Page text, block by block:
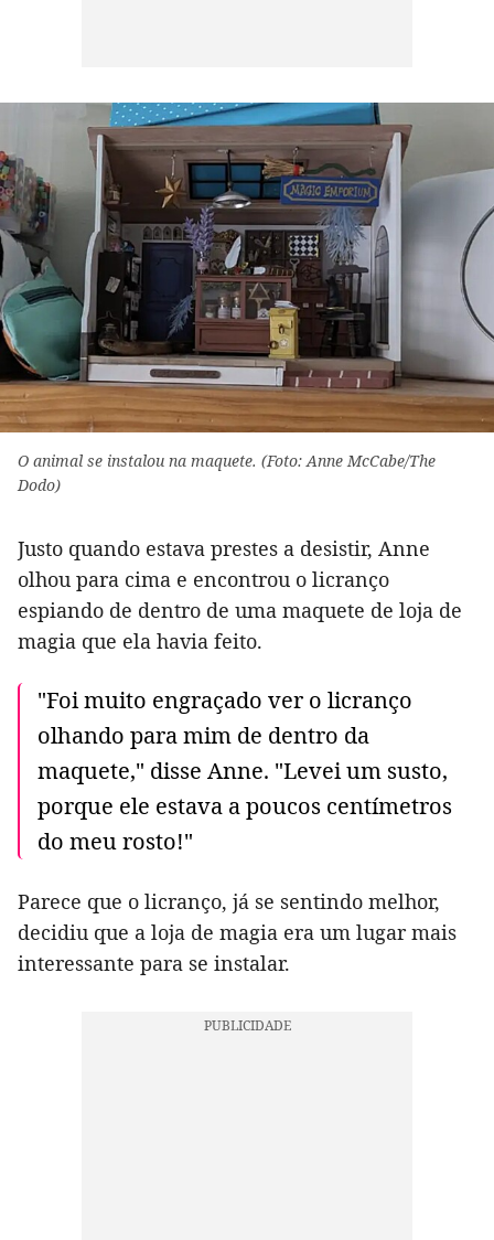
O animal se instalou na maquete. (Foto: Anne McCabe/The
Dodo)
Justo quando estava prestes a desistir, Anne
olhou para cima e encontrou o licranço
espiando de dentro de uma maquete de loja de
magia que ela havia feito.
"Foi muito engraçado ver o licranço
olhando para mim de dentro da
maquete," disse Anne. "Levei um susto,
porque ele estava a poucos centímetros
do meu rosto!"
Parece que o licranço, já se sentindo melhor,
decidiu que a loja de magia era um lugar mais
interessante para se instalar.